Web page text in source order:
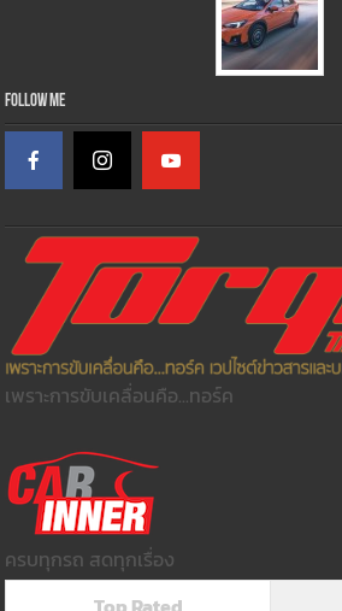
Follow Me
เพราะการขับเคลื่อนคือ...ทอร์ค
ครบทุกรถ สดทุกเรื่อง